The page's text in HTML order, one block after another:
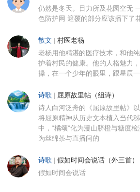
仍然是冬天。目力所及花园空无
色防护网 遮覆的部分应该播下了
散文 村医老杨
老杨用他精湛的医疗技术，和他
护着村民的健康。他的人格魅力
操，在一个少年的眼里，跟星辰一
诗歌 屈原故里帖（组诗）
诗人白河泛舟的《屈原故里帖》
将屈原精神从历史文本植入当代
中，“橘颂”化为漫山脐橙与糖度
为丝绵茶与直播间的
诗歌 假如时间会说话（外三首）
假如时间会说话